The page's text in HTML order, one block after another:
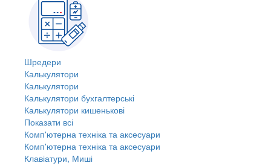
Шредери
Калькулятори
Калькулятори
Калькулятори бухгалтерські
Калькулятори кишенькові
Показати всі
Комп'ютерна техніка та аксесуари
Комп'ютерна техніка та аксесуари
Клавіатури, Миші